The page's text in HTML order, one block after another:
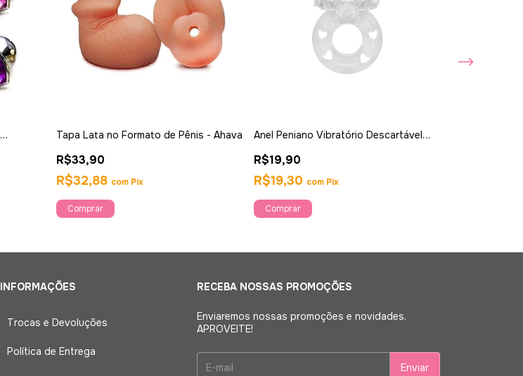
Tapa Lata no Formato de Pênis - Ahava
R$33,90
R$32,88 com Pix
Anel Peniano Vibratório Descartável
R$19,90
R$19,30 com Pix
INFORMAÇÕES
Trocas e Devoluções
Política de Entrega
RECEBA NOSSAS PROMOÇÕES
Enviaremos nossas promoções e novidades.
APROVEITE!